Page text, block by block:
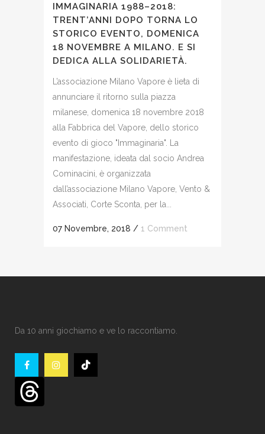
IMMAGINARIA 1988–2018:
TRENT’ANNI DOPO TORNA LO
STORICO EVENTO, DOMENICA
18 NOVEMBRE A MILANO. E SI
DEDICA ALLA SOLIDARIETÀ.
L’associazione Milano Vapore è lieta di
annunciare il ritorno sulla piazza
milanese, domenica 18 novembre 2018
alla Fabbrica del Vapore, dello storico
evento di gioco "Immaginaria". La
manifestazione, ideata dal socio Andrea
Cominacini, è organizzata
dall’associazione Milano Vapore, Vento &
Associati, Corte Sconta, per la...
07 Novembre, 2018 / 1 Comment
Da 10 anni giochiamo e ve lo raccontiamo.